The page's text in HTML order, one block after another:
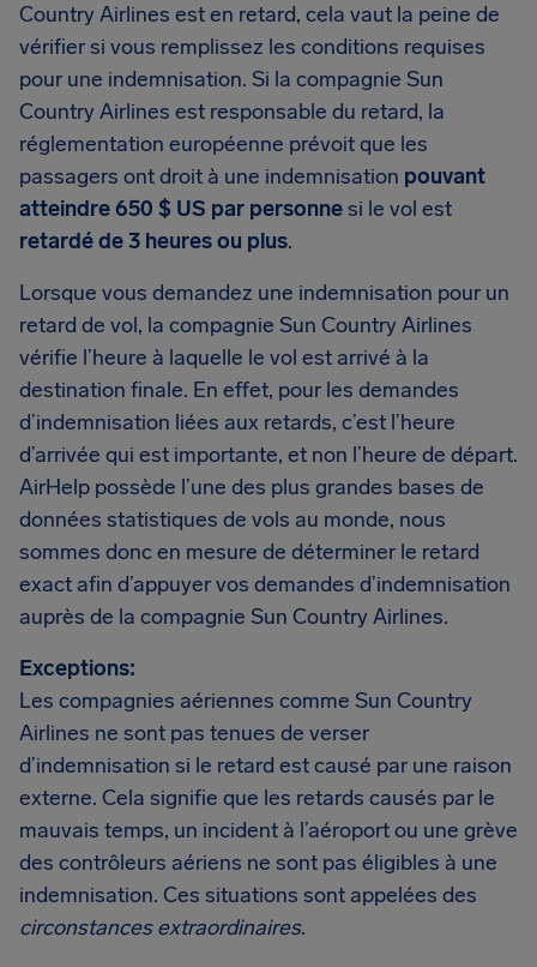
Country Airlines est en retard, cela vaut la peine de
vérifier si vous remplissez les conditions requises
pour une indemnisation. Si la compagnie Sun
Country Airlines est responsable du retard, la
réglementation européenne prévoit que les
passagers ont droit à une indemnisation pouvant
atteindre 650 $ US par personnesi le vol est
retardé de 3 heures ou plus.
Lorsque vous demandez une indemnisation pour un
retard de vol, la compagnie Sun Country Airlines
vérifie l’heure à laquelle le vol est arrivé à la
destination finale. En effet, pour les demandes
d’indemnisation liées aux retards, c’est l’heure
d’arrivée qui est importante, et non l’heure de départ.
AirHelp possède l’une des plus grandes bases de
données statistiques de vols au monde, nous
sommes donc en mesure de déterminer le retard
exact afin d’appuyer vos demandes d’indemnisation
auprès de la compagnie Sun Country Airlines.
Exceptions:
Les compagnies aériennes comme Sun Country
Airlines ne sont pas tenues de verser
d’indemnisation si le retard est causé par une raison
externe. Cela signifie que les retards causés par le
mauvais temps, un incident à l’aéroport ou une grève
des contrôleurs aériens ne sont pas éligibles à une
indemnisation. Ces situations sont appelées des
circonstances extraordinaires.